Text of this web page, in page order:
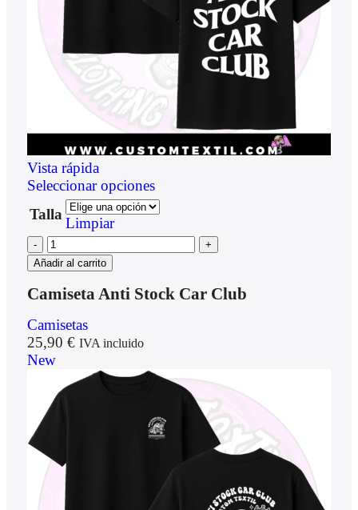
Vista rápida
Seleccionar opciones
Talla
Limpiar
Añadir al carrito
Camiseta Anti Stock Car Club
Camisetas
25,90 € IVA incluido
New